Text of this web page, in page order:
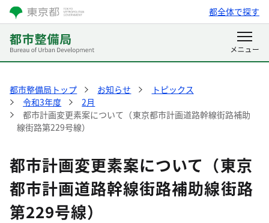
都全体で探す
都市整備局トップ お知らせ
トピックス
令和3年度
2月
都市計画変更素案について（東京都市計画道路幹線街路補助
線街路第229号線）
都市計画変更素案について（東京
都市計画道路幹線街路補助線街路
第229号線）